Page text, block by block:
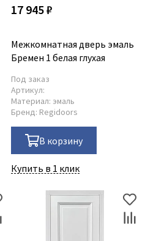
17 945 ₽
Межкомнатная дверь эмаль
Бремен 1 белая глухая
Под заказ
Артикул:
Материал: эмаль
Бренд: Regidoors
В корзину
Купить в 1 клик